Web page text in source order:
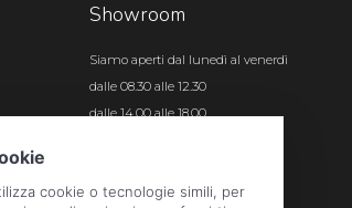
Showroom
Siamo aperti dal lunedì al venerdì
dalle 08.30 alle 12.30
dalle 14.00 alle 18.00